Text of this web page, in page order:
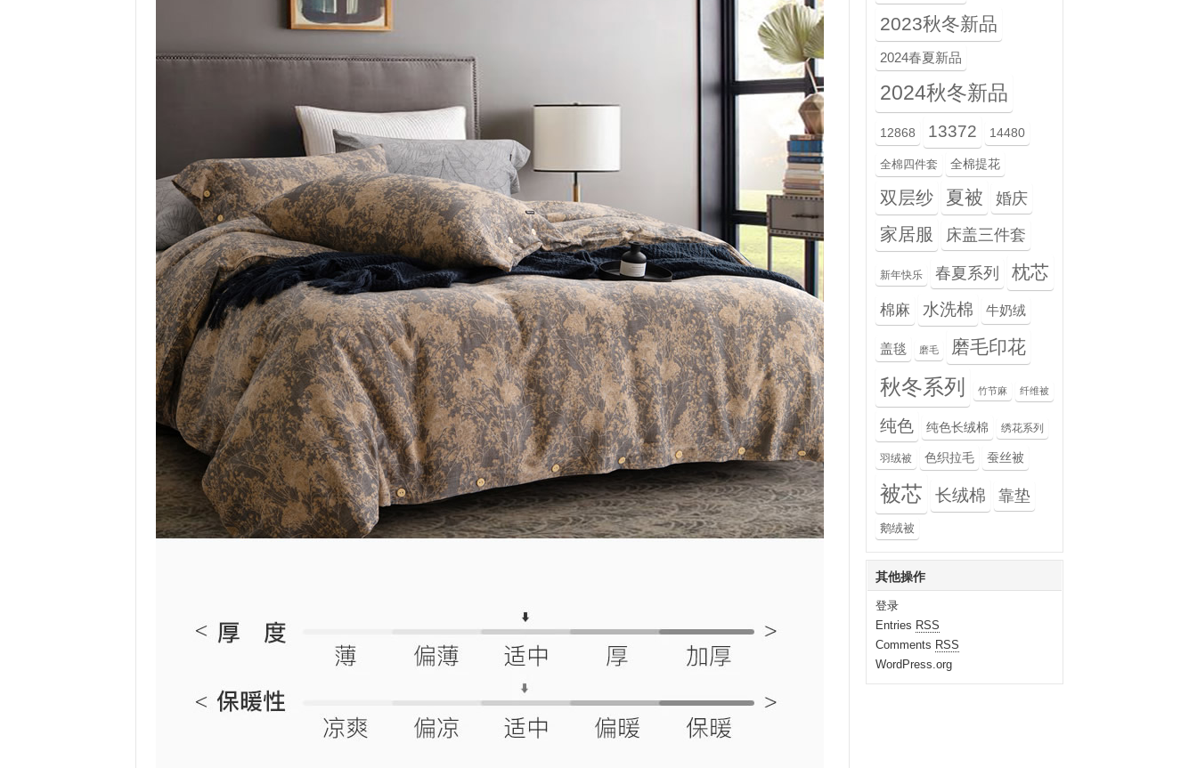
2023秋冬新品
2024春夏新品
2024秋冬新品
12868 13372 14480
全棉四件套 全棉提花
双层纱 夏被 婚庆
家居服 床盖三件套
新年快乐 春夏系列 枕芯
棉麻 水洗棉 牛奶绒
盖毯 磨毛 磨毛印花
秋冬系列 竹节麻 纤维被
纯色 纯色长绒棉 绣花系列
羽绒被 色织拉毛 蚕丝被
被芯 长绒棉 靠垫
鹅绒被
其他操作
登录
Entries RSS
Comments RSS
WordPress.org